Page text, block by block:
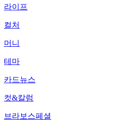
라이프
컬처
머니
테마
카드뉴스
컷&칼럼
브라보스페셜